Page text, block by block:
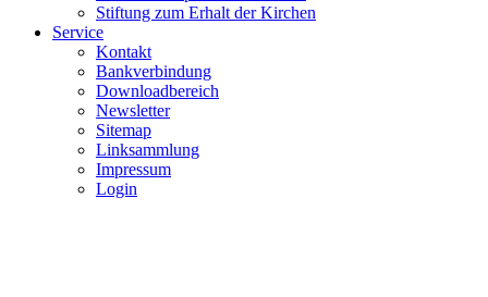
Stiftung zum Erhalt der Kirchen
Service
Kontakt
Bankverbindung
Downloadbereich
Newsletter
Sitemap
Linksammlung
Impressum
Login